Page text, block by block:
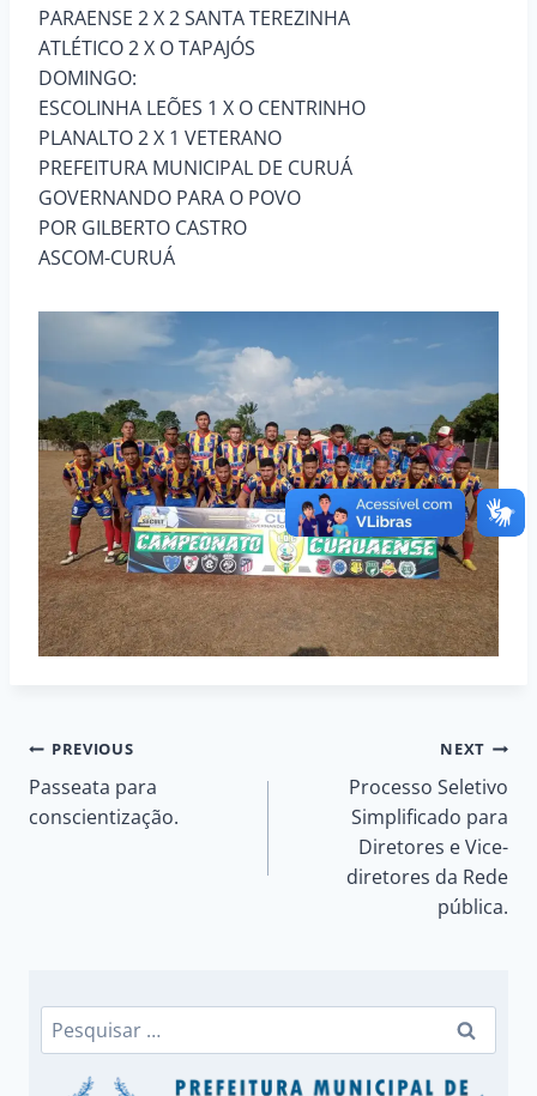
PARAENSE 2 X 2 SANTA TEREZINHA
ATLÉTICO 2 X O TAPAJÓS
DOMINGO:
ESCOLINHA LEÕES 1 X O CENTRINHO
PLANALTO 2 X 1 VETERANO
PREFEITURA MUNICIPAL DE CURUÁ
GOVERNANDO PARA O POVO
POR GILBERTO CASTRO
ASCOM-CURUÁ
Navegação
de
PREVIOUS
Passeata para
conscientização.
NEXT
Processo Seletivo
Simplificado para
Diretores e Vice-
diretores da Rede
pública.
Pesquisar
por: